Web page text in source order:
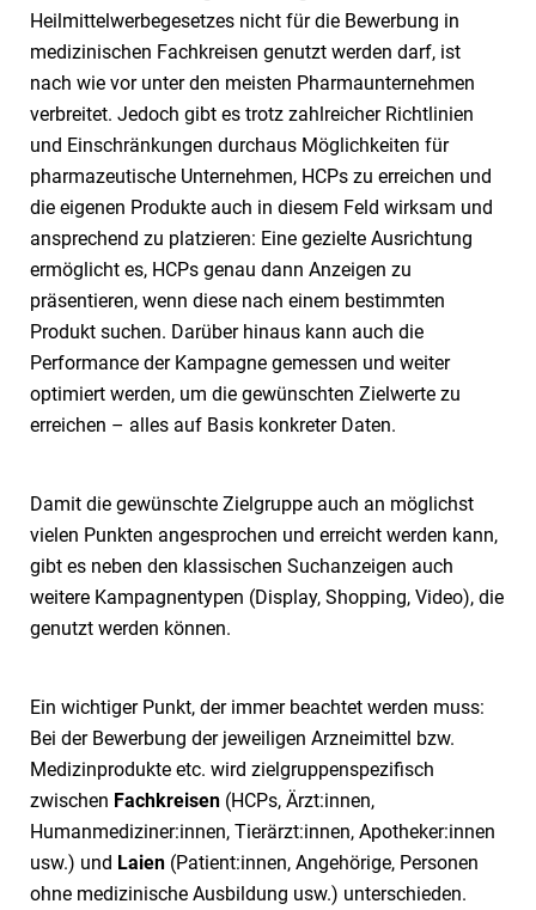
Heilmittelwerbegesetzes nicht für die Bewerbung in
medizinischen Fachkreisen genutzt werden darf, ist
nach wie vor unter den meisten Pharmaunternehmen
verbreitet. Jedoch gibt es trotz zahlreicher Richtlinien
und Einschränkungen durchaus Möglichkeiten für
pharmazeutische Unternehmen, HCPs zu erreichen und
die eigenen Produkte auch in diesem Feld wirksam und
ansprechend zu platzieren: Eine gezielte Ausrichtung
ermöglicht es, HCPs genau dann Anzeigen zu
präsentieren, wenn diese nach einem bestimmten
Produkt suchen. Darüber hinaus kann auch die
Performance der Kampagne gemessen und weiter
optimiert werden, um die gewünschten Zielwerte zu
erreichen – alles auf Basis konkreter Daten.
Damit die gewünschte Zielgruppe auch an möglichst
vielen Punkten angesprochen und erreicht werden kann,
gibt es neben den klassischen Suchanzeigen auch
weitere Kampagnentypen (Display, Shopping, Video), die
genutzt werden können.
Ein wichtiger Punkt, der immer beachtet werden muss:
Bei der Bewerbung der jeweiligen Arzneimittel bzw.
Medizinprodukte etc. wird zielgruppenspezifisch
zwischen Fachkreisen (HCPs, Ärzt:innen,
Humanmediziner:innen, Tierärzt:innen, Apotheker:innen
usw.) und Laien (Patient:innen, Angehörige, Personen
ohne medizinische Ausbildung usw.) unterschieden.